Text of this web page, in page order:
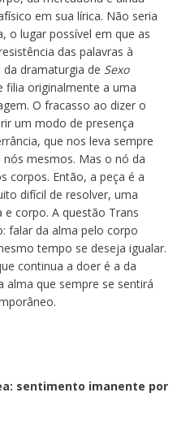
em sua lírica. Não seria
o lugar possível em que as
das palavras à
dramaturgia de Sexo
filia originalmente a uma
O fracasso ao dizer o
um modo de presença
que nos leva sempre
mesmos. Mas o nó da
corpos. Então, a peça é a
difícil de resolver, uma
corpo. A questão Trans
falar da alma pelo corpo
tempo se deseja igualar.
continua a doer é a da
que sempre se sentirá
sentimento imanente por